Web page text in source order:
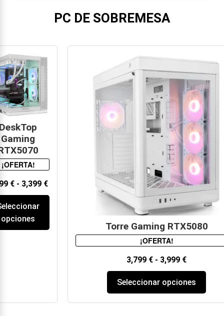
PC DE SOBREMESA
Gaming
¡OFERTA!
€ - 3,399 €
opciones
Torre Gaming RTX5080
¡OFERTA!
3,799 € - 3,999 €
Seleccionar opciones